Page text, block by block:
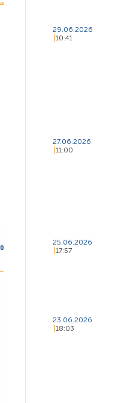
29.06.2026
10:41
27.06.2026
11:00
25.06.2026
17:57
23.06.2026
18:03